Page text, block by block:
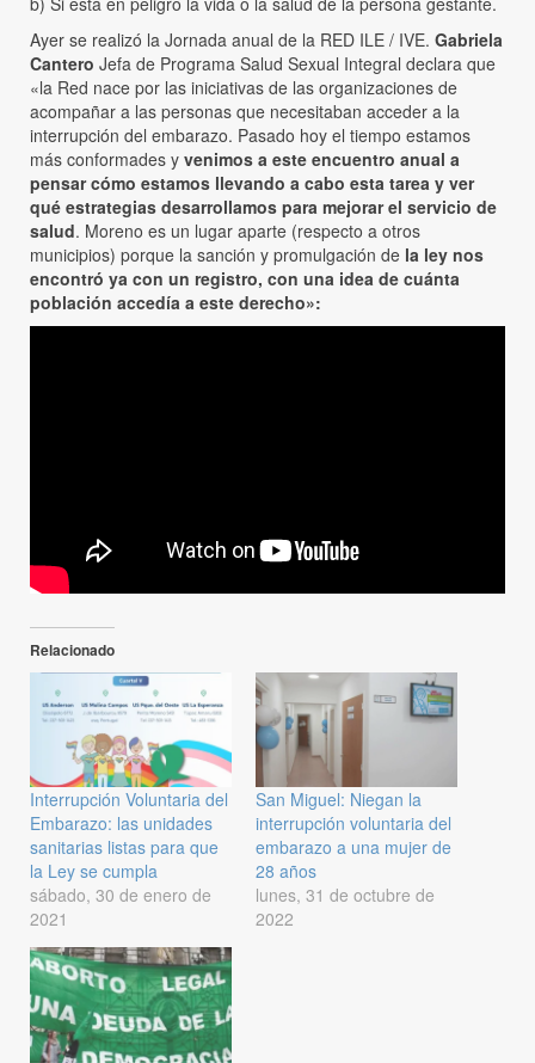
Ayer se realizó la Jornada anual de la RED ILE / IVE. Gabriela
Cantero Jefa de Programa Salud Sexual Integral declara que
«la Red nace por las iniciativas de las organizaciones de
acompañar a las personas que necesitaban acceder a la
interrupción del embarazo. Pasado hoy el tiempo estamos
más conformades y venimos a este encuentro anual a
pensar cómo estamos llevando a cabo esta tarea y ver
qué estrategias desarrollamos para mejorar el servicio de
salud. Moreno es un lugar aparte (respecto a otros
municipios) porque la sanción y promulgación de la ley nos
encontró ya con un registro, con una idea de cuánta
población accedía a este derecho»:
Relacionado
Interrupción Voluntaria del
Embarazo: las unidades
sanitarias listas para que
la Ley se cumpla
sábado, 30 de enero de
2021
San Miguel: Niegan la
interrupción voluntaria del
embarazo a una mujer de
28 años
lunes, 31 de octubre de
2022